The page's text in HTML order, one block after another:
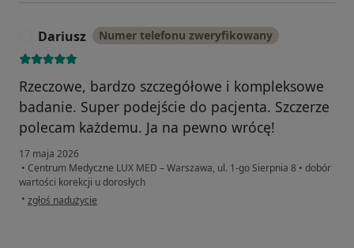
Dariusz Numer telefonu zweryfikowany
Rzeczowe, bardzo szczegółowe i kompleksowe
badanie. Super podejście do pacjenta. Szczerze
polecam każdemu. Ja na pewno wrócę!
17 maja 2026
• Centrum Medyczne LUX MED – Warszawa, ul. 1-go Sierpnia 8 • dobór
wartości korekcji u dorosłych
• w opinii użytkownika Dariusz
zgłoś nadużycie